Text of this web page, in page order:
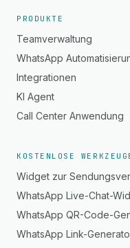
PRODUKTE
Teamverwaltung
WhatsApp
Integrationen
KI Agent
Call Center Anwendung
KOSTENLOSE
Widget zur
WhatsApp Live-Chat-
WhatsApp QR-Code-
WhatsApp Link-